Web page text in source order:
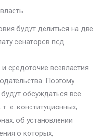
будут делиться на две
сенаторов под
средоточие всевластия
Поэтому
обсуждаться все
е. конституционных,
об установлении
о которых,